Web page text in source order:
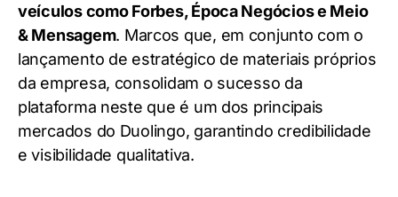
veículos como Forbes, Época Negócios e Meio
& Mensagem. Marcos que, em conjunto com o
lançamento de estratégico de materiais próprios
da empresa, consolidam o sucesso da
plataforma neste que é um dos principais
mercados do Duolingo, garantindo credibilidade
e visibilidade qualitativa.